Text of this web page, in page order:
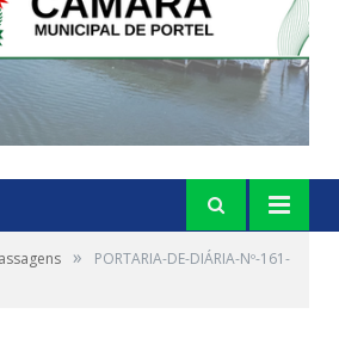
»
PORTARIA-DE-DIÁRIA-Nº-161-